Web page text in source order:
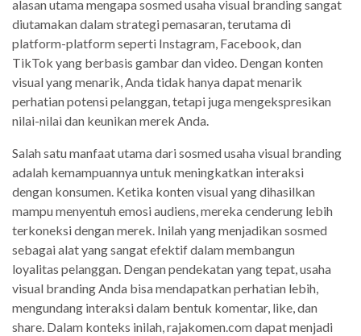
alasan utama mengapa sosmed usaha visual branding sangat
diutamakan dalam strategi pemasaran, terutama di
platform-platform seperti Instagram, Facebook, dan
TikTok yang berbasis gambar dan video. Dengan konten
visual yang menarik, Anda tidak hanya dapat menarik
perhatian potensi pelanggan, tetapi juga mengekspresikan
nilai-nilai dan keunikan merek Anda.
Salah satu manfaat utama dari sosmed usaha visual branding
adalah kemampuannya untuk meningkatkan interaksi
dengan konsumen. Ketika konten visual yang dihasilkan
mampu menyentuh emosi audiens, mereka cenderung lebih
terkoneksi dengan merek. Inilah yang menjadikan sosmed
sebagai alat yang sangat efektif dalam membangun
loyalitas pelanggan. Dengan pendekatan yang tepat, usaha
visual branding Anda bisa mendapatkan perhatian lebih,
mengundang interaksi dalam bentuk komentar, like, dan
share. Dalam konteks inilah, rajakomen.com dapat menjadi